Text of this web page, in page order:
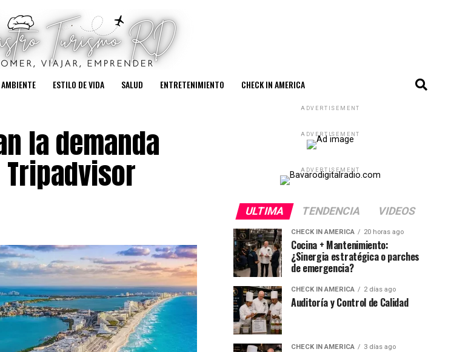
ESTILO DE VIDA SALUD ENTRETENIMIENTO CHECK IN AMERICA
la demanda
ADVERTISEMENT
ADVERTISEMENT
ADVERTISEMENT
ULTIMA TENDENCIA VIDEOS
CHECK IN AMERICA 20 horas ago
Cocina + Mantenimiento:
¿Sinergia estratégica o parches
de emergencia?
CHECK IN AMERICA 2 días ago
Auditoría y Control de Calidad
CHECK IN AMERICA 3 días ago